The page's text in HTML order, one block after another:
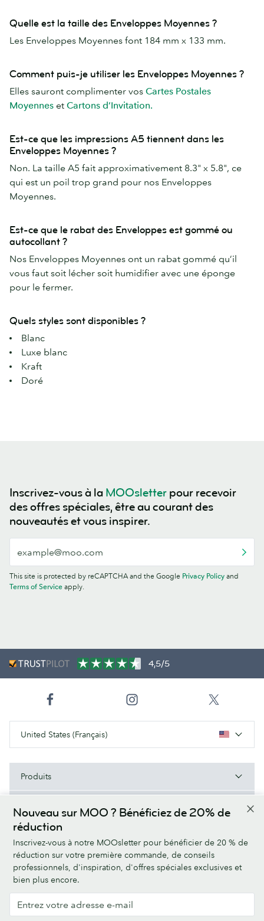
Quelle est la taille des Enveloppes Moyennes ?
Les Enveloppes Moyennes font 184 mm x 133 mm.
Comment puis-je utiliser les Enveloppes Moyennes ?
Elles sauront complimenter vos Cartes Postales
Moyennes et Cartons d’Invitation.
Est-ce que les impressions A5 tiennent dans les
Enveloppes Moyennes ?
Non. La taille A5 fait approximativement 8.3" x 5.8", ce
qui est un poil trop grand pour nos Enveloppes
Moyennes.
Est-ce que le rabat des Enveloppes est gommé ou
autocollant ?
Nos Enveloppes Moyennes ont un rabat gommé qu’il
vous faut soit lécher soit humidifier avec une éponge
pour le fermer.
Quels styles sont disponibles ?
Blanc
Luxe blanc
Kraft
Doré
Inscrivez-vous à la MOOsletter pour recevoir
des offres spéciales, être au courant des
nouveautés et vous inspirer.
This site is protected by reCAPTCHA and the Google Privacy Policy and
Terms of Service apply.
Nouveau sur MOO ? Bénéficiez de 20% de
réduction
Inscrivez-vous à notre MOOsletter pour bénéficier de 20 % de
réduction sur votre première commande, de conseils
professionnels, d'inspiration, d'offres spéciales exclusives et
bien plus encore.
4,5/5
United States (Français)
Produits
À Propos de MOO
Aide/Liens utiles